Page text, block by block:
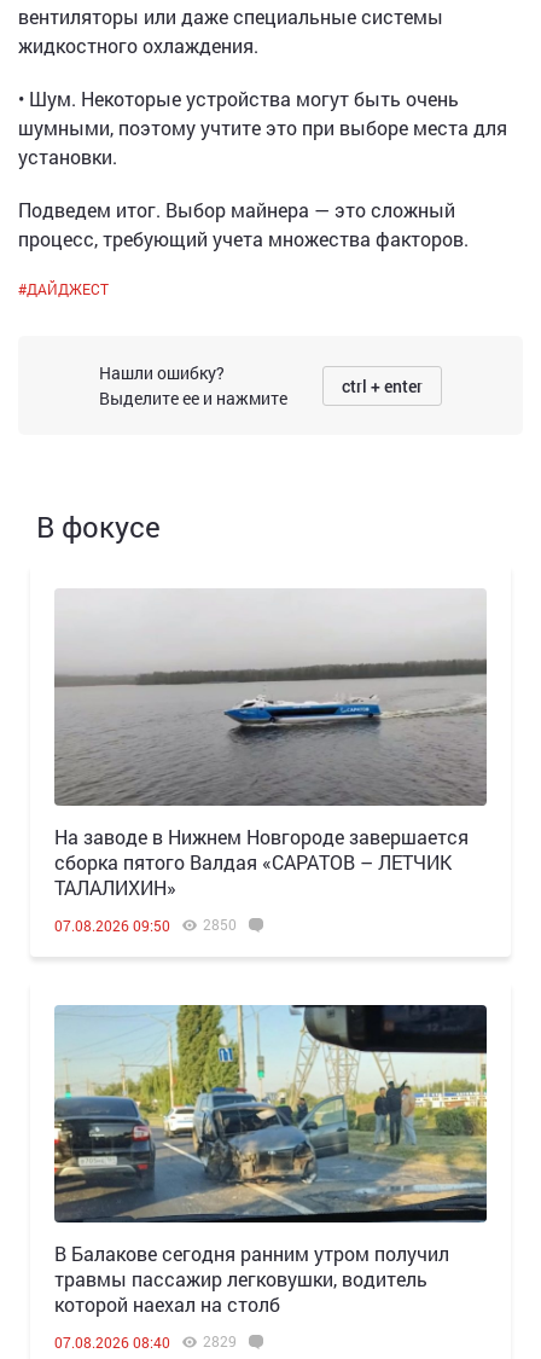
вентиляторы или даже специальные системы
жидкостного охлаждения.
• Шум. Некоторые устройства могут быть очень
шумными, поэтому учтите это при выборе места для
установки.
Подведем итог. Выбор майнера — это сложный
процесс, требующий учета множества факторов.
#ДАЙДЖЕСТ
Нашли ошибку?
Выделите ее и нажмите
ctrl + enter
В фокусе
Н️а заводе в Нижнем Новгороде завершается
сборка пятого Валдая «САРАТОВ – ЛЕТЧИК
ТАЛАЛИХИН»
07.08.2026 09:50 2850
В Балакове сегодня ранним утром получил
травмы пассажир легковушки, водитель
которой наехал на столб
07.08.2026 08:40 2829